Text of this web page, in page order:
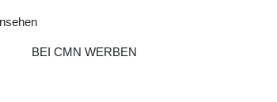
BEI CMN WERBEN